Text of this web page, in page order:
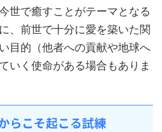
世で癒すことがテーマとなる
、前世で十分に愛を築いた関
目的（他者への貢献や地球へ
いく使命がある場合もありま
らこそ起こる試練